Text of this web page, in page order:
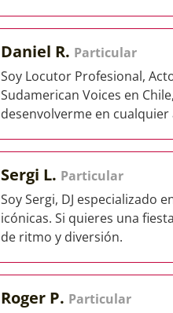
Daniel R. Particular
Soy Locutor Profesional,
Sudamerican Voices en
desenvolverme en cualquier
Sergi L. Particular
Soy Sergi, DJ especializado
icónicas. Si quieres una
de ritmo y diversión.
Roger P. Particular